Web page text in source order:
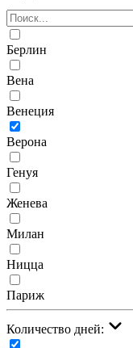
Берлин
Вена
Венеция
Верона
Генуя
Женева
Милан
Ницца
Париж
Количество дней: